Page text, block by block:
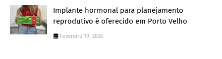
Implante hormonal para planejamento
reprodutivo é oferecido em Porto Velho
Fevereiro 19, 2026